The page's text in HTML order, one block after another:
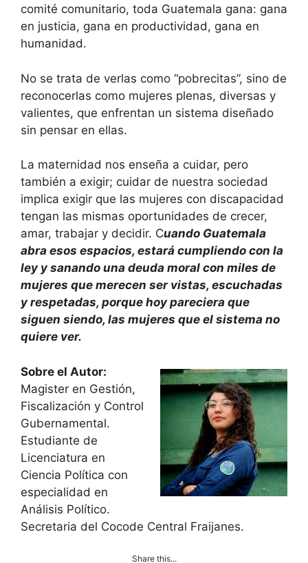
comité comunitario, toda Guatemala gana: gana
en justicia, gana en productividad, gana en
humanidad.
No se trata de verlas como “pobrecitas”, sino de
reconocerlas como mujeres plenas, diversas y
valientes, que enfrentan un sistema diseñado
sin pensar en ellas.
La maternidad nos enseña a cuidar, pero
también a exigir; cuidar de nuestra sociedad
implica exigir que las mujeres con discapacidad
tengan las mismas oportunidades de crecer,
amar, trabajar y decidir. Cuando Guatemala
abra esos espacios, estará cumpliendo con la
ley y sanando una deuda moral con miles de
mujeres que merecen ser vistas, escuchadas
y respetadas, porque hoy pareciera que
siguen siendo, las mujeres que el sistema no
quiere ver.
Sobre el Autor:
Magister en Gestión,
Fiscalización y Control
Gubernamental.
Estudiante de
Licenciatura en
Ciencia Política con
especialidad en
Análisis Político.
Secretaria del Cocode Central Fraijanes.
Share this...